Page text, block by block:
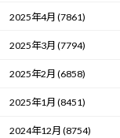
2025年4月 (7861)
2025年3月 (7794)
2025年2月 (6858)
2025年1月 (8451)
2024年12月 (8754)